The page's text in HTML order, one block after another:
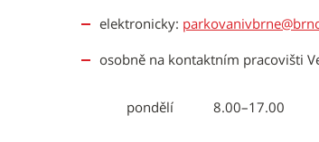
elektronicky:
osobně na kontaktním pracovišti
pondělí 8.00–17.00